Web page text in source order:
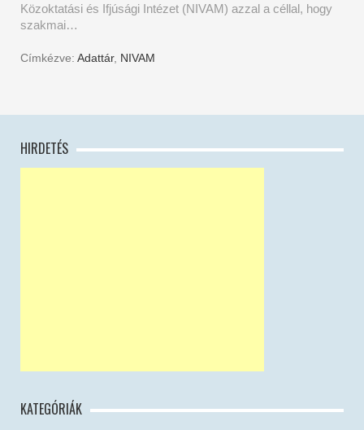
Közoktatási és Ifjúsági Intézet (NIVAM) azzal a céllal, hogy
szakmai…
Címkézve: Adattár, NIVAM
HIRDETÉS
KATEGÓRIÁK